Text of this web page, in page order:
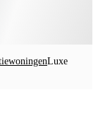
Luxe